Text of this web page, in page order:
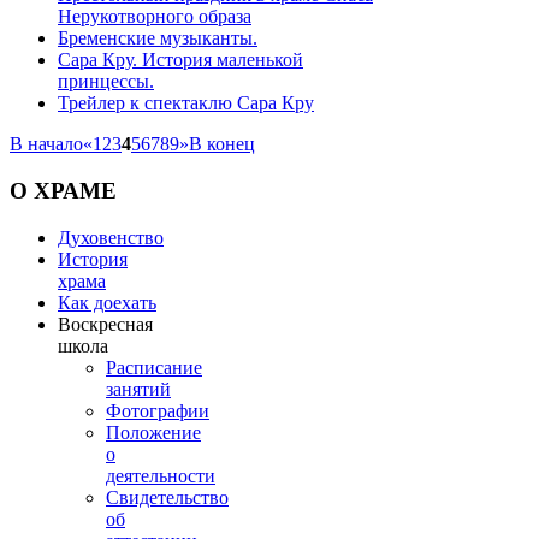
Нерукотворного образа
Бременские музыканты.
Сара Кру. История маленькой
принцессы.
Трейлер к спектаклю Сара Кру
В начало«123456789»В конец
О ХРАМЕ
Духовенство
История
храма
Как доехать
Воскресная
школа
Расписание
занятий
Фотографии
Положение
о
деятельности
Свидетельство
об